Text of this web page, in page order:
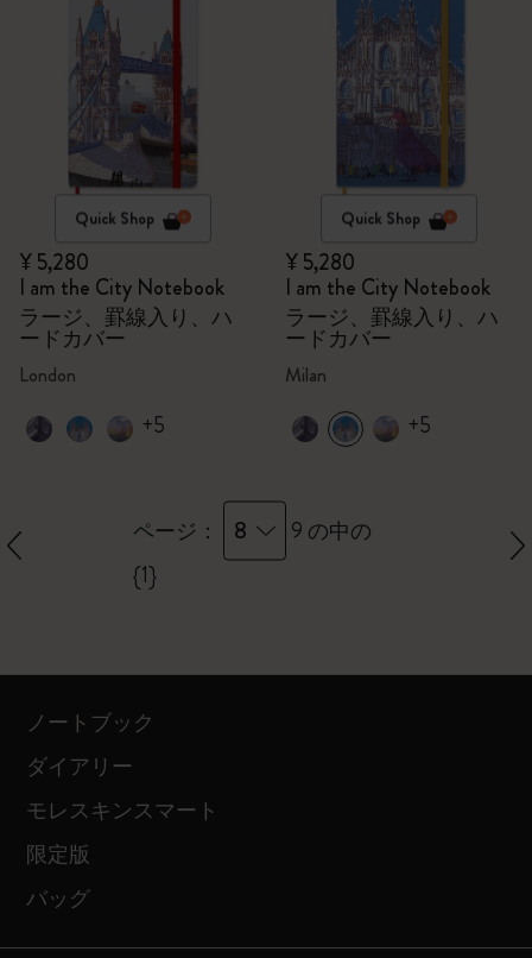
Quick Shop
¥ 5,280
I am the City Notebook
ラージ、罫線入り、ハ
ードカバー
London
+5
Quick Shop
¥ 5,280
I am the City Notebook
ラージ、罫線入り、ハ
ードカバー
Milan
+5
ページ： 8
9 の中の
{1}
ノートブック
ダイアリー
モレスキンスマート
限定版
バッグ